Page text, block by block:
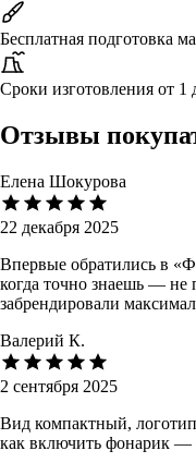
Бесплатная подготовка
Сроки изготовления от 1
Отзывы
Елена Шокурова
22 декабря 2025
Впервые обратились в
когда точно знаешь —
забрендировали
Валерий К.
2 сентября 2025
Вид компактный,
как включить фонарик —